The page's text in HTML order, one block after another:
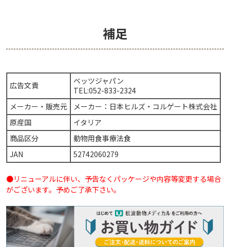
補足
広告文責
ベッツジャパン
TEL:052-833-2324
メーカー・販売元
メーカー：日本ヒルズ・コルゲート株式会社
原産国
イタリア
商品区分
動物用食事療法食
JAN
52742060279
●リニューアルに伴い、予告なくパッケージや内容等変更する場合
がございます。予めご了承下さい。